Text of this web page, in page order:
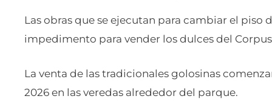
Las obras que se ejecutan para cambiar el piso
impedimento para vender los dulces del
La venta de las tradicionales golosinas
2026 en las veredas alrededor del parque.